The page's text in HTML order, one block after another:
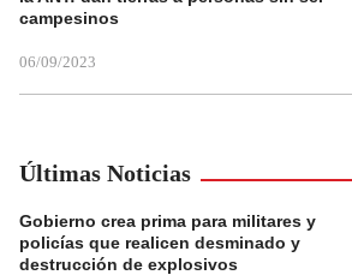
campesinos
06/09/2023
Últimas Noticias
Gobierno crea prima para militares y
policías que realicen desminado y
destrucción de explosivos